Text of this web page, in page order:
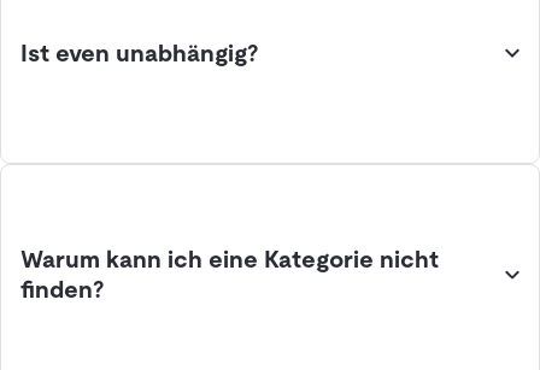
Ist even unabhängig?
Warum kann ich eine Kategorie nicht
finden?